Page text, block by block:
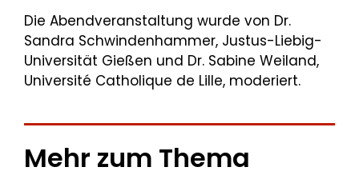
Die Abendveranstaltung wurde von Dr.
Sandra Schwindenhammer, Justus-Liebig-
Universität Gießen und Dr. Sabine Weiland,
Université Catholique de Lille, moderiert.
Mehr zum Thema